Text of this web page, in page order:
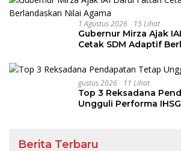
1 Agustus 2026 15 Lihat
Gubernur Mirza Ajak
Cetak SDM Adaptif
Gustus 2026
11 Lihat
Top 3 Reksadana
Ungguli Performa IHSG
Berita Terbaru